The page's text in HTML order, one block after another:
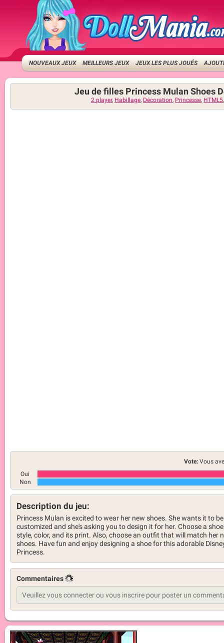
NOUVEAUX JEUX MEILLEURS JEUX JEUX LES PLUS JOUÉS
Jeu de filles Princess Mulan Shoes
2 player, Habillage, Décoration, Princesse, HTML5
Vote: Vous
Oui
Non
Description du jeu:
Princess Mulan is excited to wear her new shoes. She wants it to be
customized and she's asking you to design it for her. Choose a shoe
style, color, and its print. Also, choose an outfit that will match her
shoes. Have fun and enjoy designing a shoe for this adorable
Princess.
Commentaires